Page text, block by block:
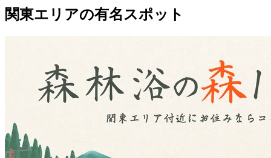
関東エリアの有名スポット